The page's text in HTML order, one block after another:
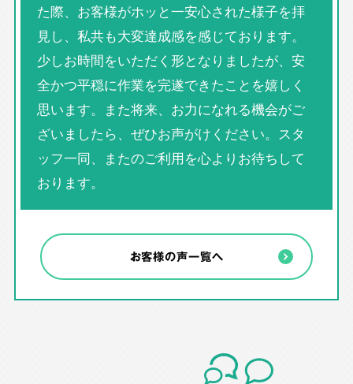
た際、お客様がホッと一安心された様子を拝
見し、私共も大変達成感を感じております。
少しお時間をいただく形となりましたが、安
全かつ平穏に作業を完遂できたことを嬉しく
思います。また将来、お力になれる機会がご
ざいましたら、ぜひお声がけください。スタ
ッフ一同、またのご利用を心よりお待ちして
おります。
お客様の声一覧へ